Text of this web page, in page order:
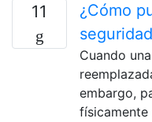
11
¿Cómo
Cuando
embargo,
físicamente